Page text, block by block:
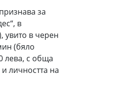
за
в
увито в черен
(бяло
лева, с обща
личността на